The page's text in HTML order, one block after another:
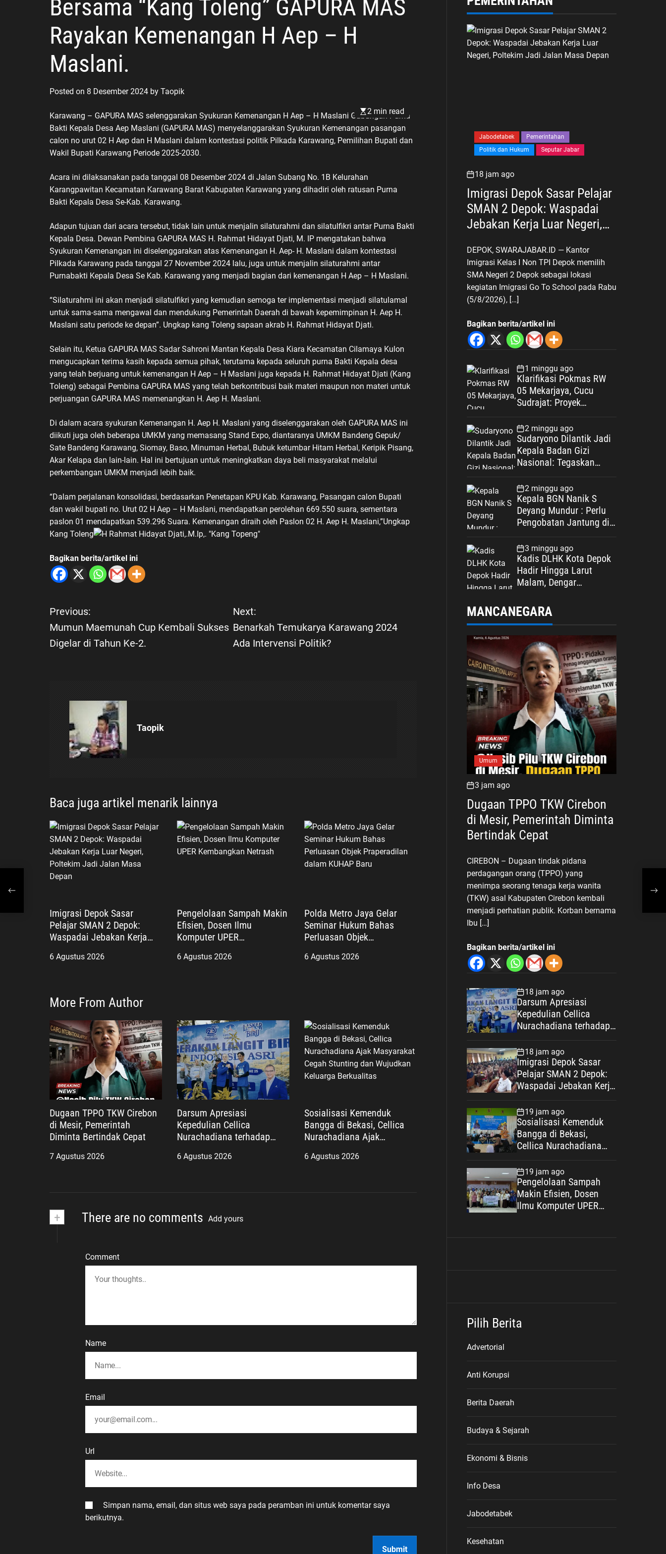
Bersama “Kang Toleng” GAPURA MAS
Rayakan Kemenangan H Aep – H
Maslani.
Posted on 8 Desember 2024 by Taopik
2 min read
Karawang – GAPURA MAS selenggarakan Syukuran Kemenangan H Aep – H Maslani Gabungan Purna
Bakti Kepala Desa Aep Maslani (GAPURA MAS) menyelanggarakan Syukuran Kemenangan pasangan
calon no urut 02 H Aep dan H Maslani dalam kontestasi politik Pilkada Karawang, Pemilihan Bupati dan
Wakil Bupati Karawang Periode 2025-2030.
Acara ini dilaksanakan pada tanggal 08 Desember 2024 di Jalan Subang No. 1B Kelurahan
Karangpawitan Kecamatan Karawang Barat Kabupaten Karawang yang dihadiri oleh ratusan Purna
Bakti Kepala Desa Se-Kab. Karawang.
Adapun tujuan dari acara tersebut, tidak lain untuk menjalin silaturahmi dan silatulfikri antar Purna Bakti
Kepala Desa. Dewan Pembina GAPURA MAS H. Rahmat Hidayat Djati, M. IP mengatakan bahwa
Syukuran Kemenangan ini diselenggarakan atas Kemenangan H. Aep- H. Maslani dalam kontestasi
Pilkada Karawang pada tanggal 27 November 2024 lalu, juga untuk menjalin silaturahmi antar
Purnabakti Kepala Desa Se Kab. Karawang yang menjadi bagian dari kemenangan H Aep – H Maslani.
“Silaturahmi ini akan menjadi silatulfikri yang kemudian semoga ter implementasi menjadi silatulamal
untuk sama-sama mengawal dan mendukung Pemerintah Daerah di bawah kepemimpinan H. Aep H.
Maslani satu periode ke depan”. Ungkap kang Toleng sapaan akrab H. Rahmat Hidayat Djati.
Selain itu, Ketua GAPURA MAS Sadar Sahroni Mantan Kepala Desa Kiara Kecamatan Cilamaya Kulon
mengucapkan terima kasih kepada semua pihak, terutama kepada seluruh purna Bakti Kepala desa
yang telah berjuang untuk kemenangan H Aep – H Maslani juga kepada H. Rahmat Hidayat Djati (Kang
Toleng) sebagai Pembina GAPURA MAS yang telah berkontribusi baik materi maupun non materi untuk
perjuangan GAPURA MAS memenangkan H. Aep H. Maslani.
Di dalam acara syukuran Kemenangan H. Aep H. Maslani yang diselenggarakan oleh GAPURA MAS ini
diikuti juga oleh beberapa UMKM yang memasang Stand Expo, diantaranya UMKM Bandeng Gepuk/
Sate Bandeng Karawang, Siomay, Baso, Minuman Herbal, Bubuk ketumbar Hitam Herbal, Keripik Pisang,
Akar Kelapa dan lain-lain. Hal ini bertujuan untuk meningkatkan daya beli masyarakat melalui
perkembangan UMKM menjadi lebih baik.
“Dalam perjalanan konsolidasi, berdasarkan Penetapan KPU Kab. Karawang, Pasangan calon Bupati
dan wakil bupati no. Urut 02 H Aep – H Maslani, mendapatkan perolehan 669.550 suara, sementara
paslon 01 mendapatkan 539.296 Suara. Kemenangan diraih oleh Paslon 02 H. Aep H. Maslani,”Ungkap
Kang Toleng
Bagikan berita/artikel ini
N
a
p
o
s
Previous:
Mumun Maemunah Cup Kembali Sukses
Digelar di Tahun Ke-2.
Next:
Benarkah Temukarya Karawang 2024
Ada Intervensi Politik?
Taopik
Baca juga artikel menarik lainnya
Imigrasi Depok Sasar
Pelajar SMAN 2 Depok:
Waspadai Jebakan Kerja
6 Agustus 2026
Pengelolaan Sampah Makin
Efisien, Dosen Ilmu
Komputer UPER
6 Agustus 2026
Polda Metro Jaya Gelar
Seminar Hukum Bahas
Perluasan Objek
Baru
6 Agustus 2026
More From Author
Dugaan TPPO TKW Cirebon
di Mesir, Pemerintah
Diminta Bertindak Cepat
7 Agustus 2026
Darsum Apresiasi
Kepedulian Cellica
Nurachadiana terhadap
Pengabdian yang Nyata
6 Agustus 2026
Sosialisasi Kemenduk
Bangga di Bekasi, Cellica
Nurachadiana Ajak
dan Wujudkan Keluarga
6 Agustus 2026
+ There are no comments Add yours
Comment
Name
Email
Url
Simpan nama, email, dan situs web saya pada peramban ini untuk komentar saya
berikutnya.
Jabodetabek
Pemerintahan
Politik dan Hukum
Seputar Jabar
18 jam ago
Imigrasi Depok Sasar Pelajar
SMAN 2 Depok: Waspadai
Jebakan Kerja Luar Negeri,
Depan
DEPOK, SWARAJABAR.ID — Kantor
Imigrasi Kelas I Non TPI Depok memilih
SMA Negeri 2 Depok sebagai lokasi
kegiatan Imigrasi Go To School pada Rabu
(5/8/2026), […]
Bagikan berita/artikel ini
1 minggu ago
Klarifikasi Pokmas RW
05 Mekarjaya, Cucu
Sudrajat: Proyek
Spesifikasi
2 minggu ago
Sudaryono Dilantik Jadi
Kepala Badan Gizi
Nasional: Tegaskan
Kepentingan
2 minggu ago
Kepala BGN Nanik S
Deyang Mundur : Perlu
Pengobatan Jantung di
3 minggu ago
Kadis DLHK Kota Depok
Hadir Hingga Larut
Malam, Dengar
Retribusi Sampah di
MANCANEGARA
Umum
3 jam ago
Dugaan TPPO TKW Cirebon
di Mesir, Pemerintah Diminta
Bertindak Cepat
CIREBON – Dugaan tindak pidana
perdagangan orang (TPPO) yang
menimpa seorang tenaga kerja wanita
(TKW) asal Kabupaten Cirebon kembali
menjadi perhatian publik. Korban bernama
Ibu […]
Bagikan berita/artikel ini
18 jam ago
Darsum Apresiasi
Kepedulian Cellica
Nurachadiana terhadap
Pengabdian yang Nyata
untuk Masyarakat
18 jam ago
Imigrasi Depok Sasar
Pelajar SMAN 2 Depok:
Waspadai Jebakan Kerja
19 jam ago
Sosialisasi Kemenduk
Bangga di Bekasi,
Cellica Nurachadiana
Stunting dan Wujudkan
Keluarga Berkualitas
19 jam ago
Pengelolaan Sampah
Makin Efisien, Dosen
Ilmu Komputer UPER
Pilih Berita
Advertorial
Anti Korupsi
Berita Daerah
Budaya & Sejarah
Ekonomi & Bisnis
Info Desa
Jabodetabek
Kesehatan